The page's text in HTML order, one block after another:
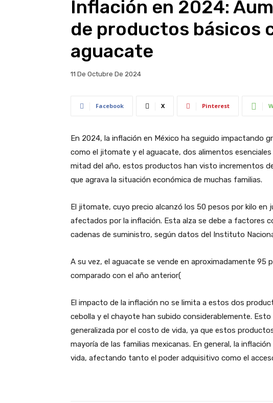
Inflación en 2024:
de productos básicos
aguacate
11 De Octubre De 2024
Facebook X Pinterest
En 2024, la inflación en México ha seguido impactando
como el jitomate y el aguacate, dos alimentos
mitad del año, estos productos han visto incrementos
que agrava la situación económica de muchas familias.
El jitomate, cuyo precio alcanzó los 50 pesos por kilo en
afectados por la inflación. Esta alza se debe a factores
cadenas de suministro, según datos del Instituto
A su vez, el aguacate se vende en aproximadamente 95
comparado con el año anterior​(
El impacto de la inflación no se limita a estos dos
cebolla y el chayote han subido considerablemente.
generalizada por el costo de vida, ya que estos
mayoría de las familias mexicanas. En general, la
vida, afectando tanto el poder adquisitivo como el